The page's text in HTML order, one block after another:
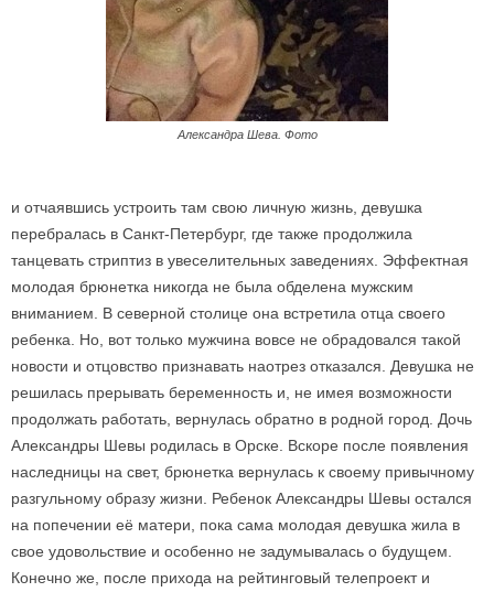
Александра Шева. Фото
и отчаявшись устроить там свою личную жизнь, девушка
перебралась в Санкт-Петербург, где также продолжила
танцевать стриптиз в увеселительных заведениях. Эффектная
молодая брюнетка никогда не была обделена мужским
вниманием. В северной столице она встретила отца своего
ребенка. Но, вот только мужчина вовсе не обрадовался такой
новости и отцовство признавать наотрез отказался. Девушка не
решилась прерывать беременность и, не имея возможности
продолжать работать, вернулась обратно в родной город. Дочь
Александры Шевы родилась в Орске. Вскоре после появления
наследницы на свет, брюнетка вернулась к своему привычному
разгульному образу жизни. Ребенок Александры Шевы остался
на попечении её матери, пока сама молодая девушка жила в
свое удовольствие и особенно не задумывалась о будущем.
Конечно же, после прихода на рейтинговый телепроект и